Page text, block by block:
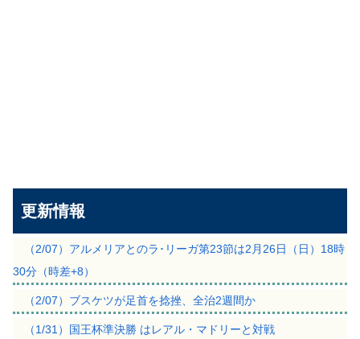
更新情報
（2/07）アルメリアとのラ･リーガ第23節は2月26日（日）18時
30分（時差+8）
（2/07）ブスケツが足首を捻挫、全治2週間か
（1/31）国王杯準決勝 はレアル・マドリーと対戦